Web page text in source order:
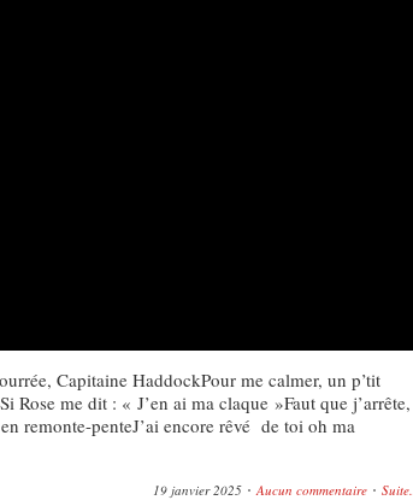
Capitaine HaddockPour me calmer, un p’tit
Rose me dit : « J’en ai ma claque »Faut que j’arrête,
remonte-penteJ’ai encore rêvé de toi oh ma
19 janvier 2025 Aucun commentaire Suite...